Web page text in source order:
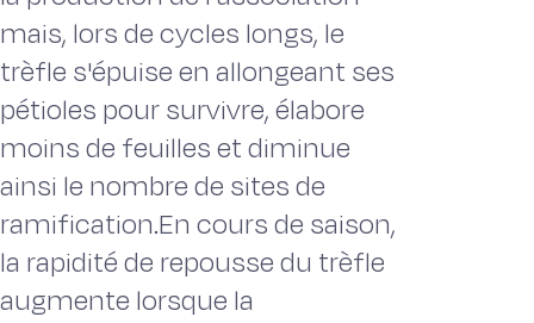
mais, lors de cycles longs, le
trèfle s'épuise en allongeant ses
pétioles pour survivre, élabore
moins de feuilles et diminue
ainsi le nombre de sites de
ramification.En cours de saison,
la rapidité de repousse du trèfle
augmente lorsque la